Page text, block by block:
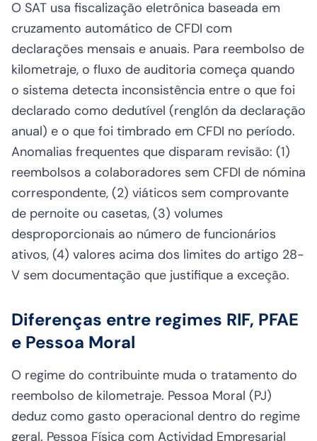
O SAT usa fiscalização eletrônica baseada em
cruzamento automático de CFDI com
declarações mensais e anuais. Para reembolso de
kilometraje, o fluxo de auditoria começa quando
o sistema detecta inconsistência entre o que foi
declarado como dedutível (renglón da declaração
anual) e o que foi timbrado em CFDI no período.
Anomalias frequentes que disparam revisão: (1)
reembolsos a colaboradores sem CFDI de nómina
correspondente, (2) viáticos sem comprovante
de pernoite ou casetas, (3) volumes
desproporcionais ao número de funcionários
ativos, (4) valores acima dos limites do artigo 28-
V sem documentação que justifique a exceção.
Diferenças entre regimes RIF, PFAE
e Pessoa Moral
O regime do contribuinte muda o tratamento do
reembolso de kilometraje. Pessoa Moral (PJ)
deduz como gasto operacional dentro do regime
geral. Pessoa Física com Actividad Empresarial